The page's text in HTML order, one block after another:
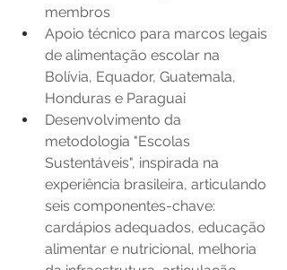
membros
Apoio técnico para marcos legais
de alimentação escolar na
Bolívia, Equador, Guatemala,
Honduras e Paraguai
Desenvolvimento da
metodologia "Escolas
Sustentáveis", inspirada na
experiência brasileira, articulando
seis componentes-chave:
cardápios adequados, educação
alimentar e nutricional, melhoria